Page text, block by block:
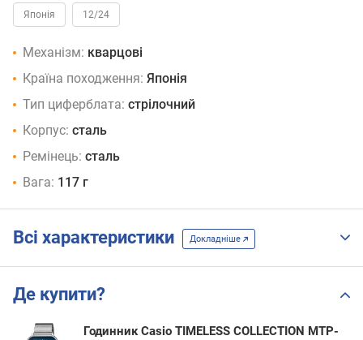
Японія 12/24
Механізм: кварцові
Країна походження: Японія
Тип циферблата: стрілочний
Корпус: сталь
Ремінець: сталь
Вага: 117 г
Всі характеристики Докладніше
Де купити?
Годинник Casio TIMELESS COLLECTION MTP-